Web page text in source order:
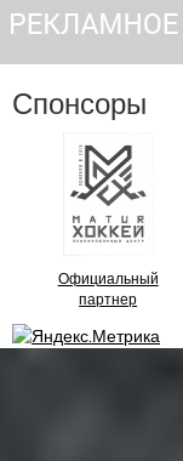
Спонсоры
Официальный
партнер